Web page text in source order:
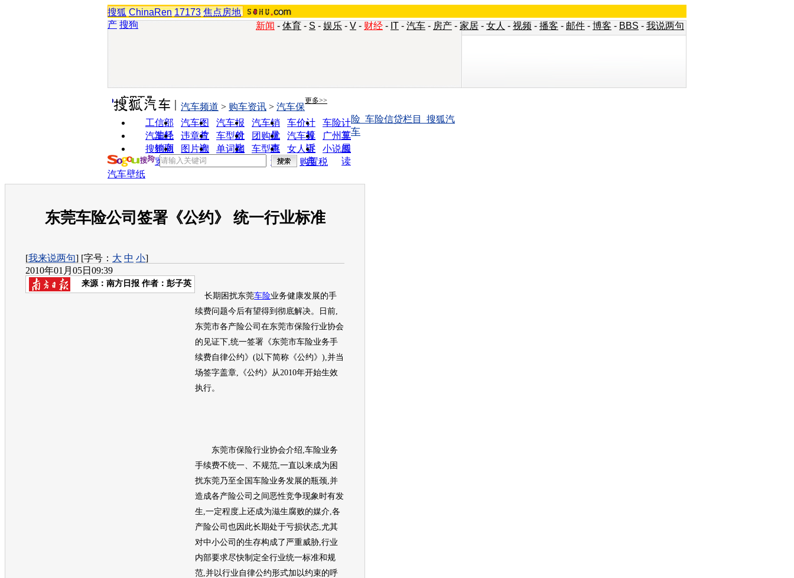
搜狐 ChinaRen 17173 焦点房地
产 搜狗 新闻 - 体育 - S - 娱乐 - V - 财经 - IT - 汽车 - 房产 - 家居 - 女人 - 视频 - 播客 - 邮件 - 博客 - BBS - 我说两句
实用工具 更多>>
工信部
油耗
汽车图
片
汽车报
价
汽车销
量
车价计
算
车险计
算
汽车经
销商
违章查
询
车型对
比
团购优
惠
汽车投
诉
广州车
展
搜狗浏
览器
图片欣
赏
单词翻
车型查
询
女人宝
典
小说阅
读
汽车频道 > 购车资讯 > 汽车保
险_车险信贷栏目_搜狐汽
车
购置税
汽车壁纸
东莞车险公司签署《公约》 统一行业标准
[我来说两句] [字号： 大 中 小]
2010年01月05日09:39
来源： 南方日报 作者：彭子英
长期困扰东莞车险业务健康发展的手
续费问题今后有望得到彻底解决。日前,
东莞市各产险公司在东莞市保险行业协会
的见证下,统一签署《东莞市车险业务手
续费自律公约》(以下简称《公约》),并当
场签字盖章,《公约》从2010年开始生效
执行。
东莞市保险行业协会介绍, 车险业务
手续费不统一、不规范,一直以来成为困
扰东莞乃至全国 车险业务发展的瓶颈,并
造成各产险公司之间恶性竞争现象时有发
生,一定程度上还成为滋生腐败的媒介,各
产险公司也因此长期处于亏损状态,尤其
对中小公司的生存构成了严重威胁,行业
内部要求尽快制定全行业统一标准和规
范,并以行业自律公约形式加以约束的呼